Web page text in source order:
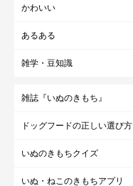
かわいい
あるある
雑学・豆知識
雑誌『いぬのきもち』
ドッグフードの正しい選び方
いぬのきもちクイズ
いぬ・ねこのきもちアプリ